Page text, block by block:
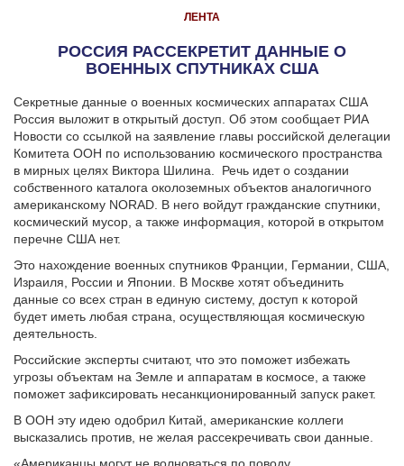
ЛЕНТА
РОССИЯ РАССЕКРЕТИТ ДАННЫЕ О
ВОЕННЫХ СПУТНИКАХ США
Секретные данные о военных космических аппаратах США
Россия выложит в открытый доступ. Об этом сообщает РИА
Новости со ссылкой на заявление главы российской делегации
Комитета ООН по использованию космического пространства
в мирных целях Виктора Шилина. Речь идет о создании
собственного каталога околоземных объектов аналогичного
американскому NORAD. В него войдут гражданские спутники,
космический мусор, а также информация, которой в открытом
перечне США нет.
Это нахождение военных спутников Франции, Германии, США,
Израиля, России и Японии. В Москве хотят объединить
данные со всех стран в единую систему, доступ к которой
будет иметь любая страна, осуществляющая космическую
деятельность.
Российские эксперты считают, что это поможет избежать
угрозы объектам на Земле и аппаратам в космосе, а также
поможет зафиксировать несанкционированный запуск ракет.
В ООН эту идею одобрил Китай, американские коллеги
высказались против, не желая рассекречивать свои данные.